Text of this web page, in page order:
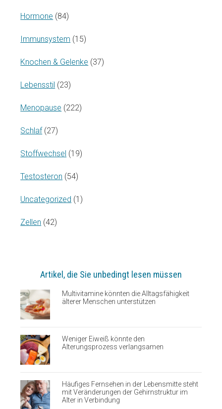
Hormone (84)
Immunsystem (15)
Knochen & Gelenke (37)
Lebensstil (23)
Menopause (222)
Schlaf (27)
Stoffwechsel (19)
Testosteron (54)
Uncategorized (1)
Zellen (42)
Artikel, die Sie unbedingt lesen müssen
Multivitamine könnten die Alltagsfähigkeit
älterer Menschen unterstützen
Weniger Eiweiß könnte den
Alterungsprozess verlangsamen
Häufiges Fernsehen in der Lebensmitte steht
mit Veränderungen der Gehirnstruktur im
Alter in Verbindung